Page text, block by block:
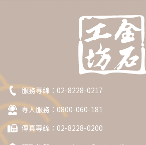
服務專線： 02-8228-0217
專人服務：0800-060-181
傳真專線：02-8228-0200